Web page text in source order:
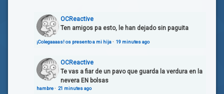
OCReactive
Ten amigos pa esto, le han dejado sin paguita
¡Colegaaaas! os presento a mi hija· 19 minutes ago
OCReactive
Te vas a fiar de un pavo que guarda la verdura en la
nevera EN bolsas
hambre· 21 minutes ago